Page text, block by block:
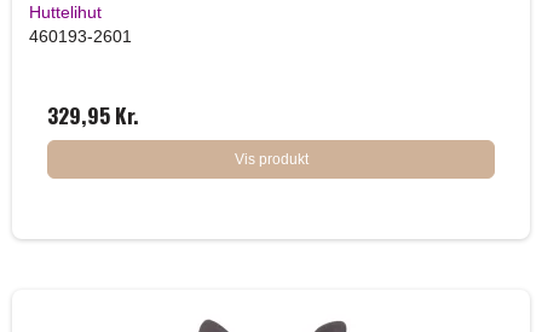
Huttelihut
460193-2601
329,95 Kr.
Vis produkt